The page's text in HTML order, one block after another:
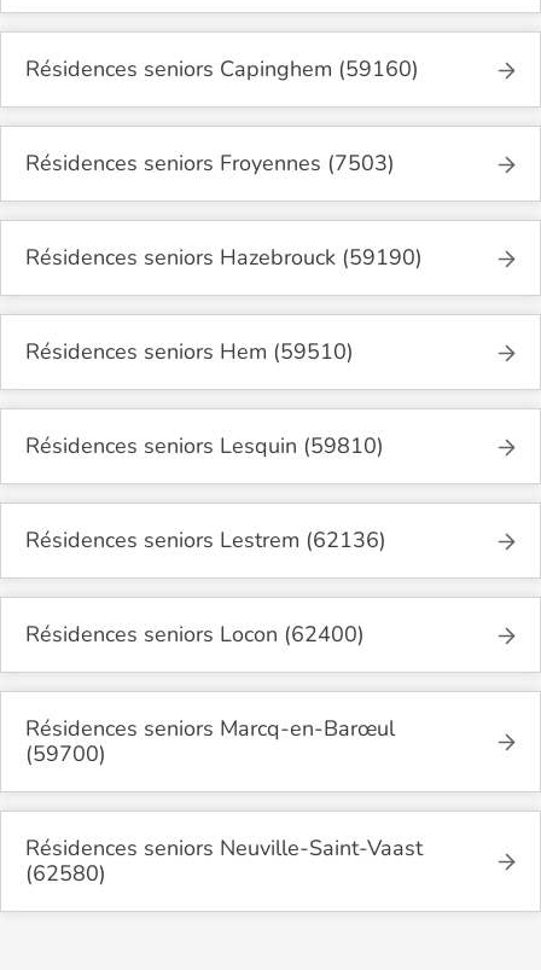
Résidences seniors Capinghem (59160)
Résidences seniors Froyennes (7503)
Résidences seniors Hazebrouck (59190)
Résidences seniors Hem (59510)
Résidences seniors Lesquin (59810)
Résidences seniors Lestrem (62136)
Résidences seniors Locon (62400)
Résidences seniors Marcq-en-Barœul
(59700)
Résidences seniors Neuville-Saint-Vaast
(62580)